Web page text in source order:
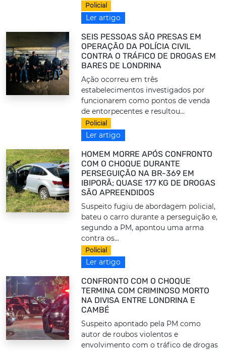
Policial
Ler artigo
SEIS PESSOAS SÃO PRESAS EM
OPERAÇÃO DA POLÍCIA CIVIL
CONTRA O TRÁFICO DE DROGAS EM
BARES DE LONDRINA
Ação ocorreu em três
estabelecimentos investigados por
funcionarem como pontos de venda
de entorpecentes e resultou...
Policial
Ler artigo
HOMEM MORRE APÓS CONFRONTO
COM O CHOQUE DURANTE
PERSEGUIÇÃO NA BR-369 EM
IBIPORÃ; QUASE 177 KG DE DROGAS
SÃO APREENDIDOS
Suspeito fugiu de abordagem policial,
bateu o carro durante a perseguição e,
segundo a PM, apontou uma arma
contra os...
Policial
Ler artigo
CONFRONTO COM O CHOQUE
TERMINA COM CRIMINOSO MORTO
NA DIVISA ENTRE LONDRINA E
CAMBÉ
Suspeito apontado pela PM como
autor de roubos violentos e
envolvimento com o tráfico de drogas